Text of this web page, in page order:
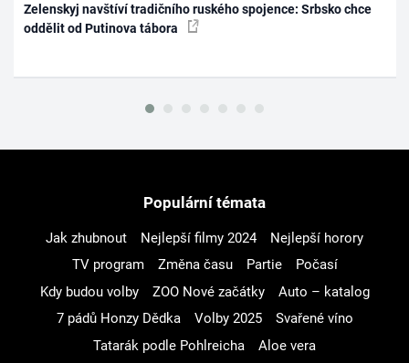
Zelenskyj navštíví tradičního ruského spojence: Srbsko chce
oddělit od Putinova tábora
Populární témata
Jak zhubnout Nejlepší filmy 2024
Nejlepší horory
TV program
Změna času Partie
Počasí
Kdy budou volby
ZOO Nové začátky
Auto – katalog
7 pádů Honzy Dědka
Volby 2025
Svařené víno
Tatarák podle Pohlreicha
Aloe vera